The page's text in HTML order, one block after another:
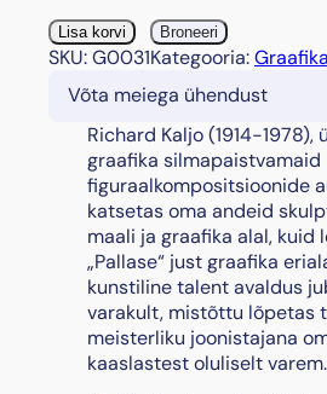
"
E
Lisa korvi Broneeri
SKU:G0031Kategooria:Graafika
Võta meiega ühendust
Richard Kaljo (1914-1978),
graafika silmapaistvamaid
figuraalkompositsioonide
katsetas oma andeid
maali ja graafika alal, kuid
„Pallase“ just graafika
kunstiline talent avaldus
varakult, mistõttu lõpetas
meisterliku joonistajana
kaaslastest oluliselt varem.